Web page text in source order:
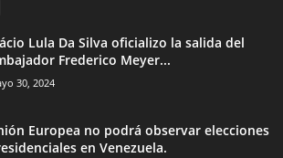
Lula Da Silva oficializo la salida del
Frederico Meyer...
30, 2024
Europea no podrá observar elecciones
en Venezuela.